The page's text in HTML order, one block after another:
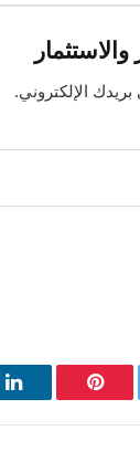
الإلكتروني.
بينتيريست